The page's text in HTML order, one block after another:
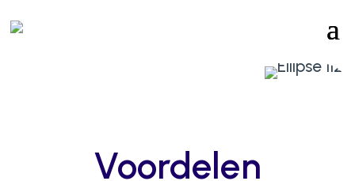
Voordelen